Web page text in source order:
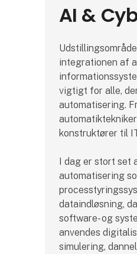
AI &
integrationen af
vigtigt for alle,
automatisering.
konstruktører til
I dag er stort set
automatisering
dataindløsning,
software- og
anvendes
simulering,